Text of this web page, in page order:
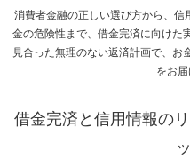
消費者金融の正しい選び方から、
金の危険性まで、借金完済に向けた
見合った無理のない返済計画で、お
をお届
借金完済と信用情報の